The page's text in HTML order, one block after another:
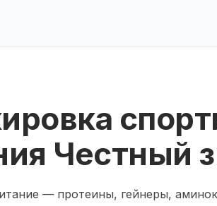
Честный
— протеины, гейнеры,